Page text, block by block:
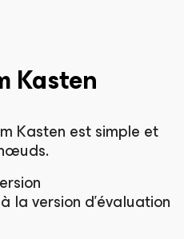
Kasten
Kasten est simple et
la version d’évaluation